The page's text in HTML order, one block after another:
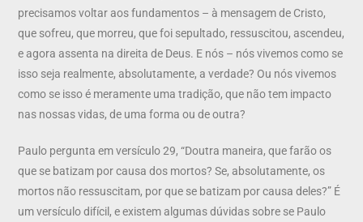
precisamos voltar aos fundamentos – à mensagem de Cristo,
que sofreu, que morreu, que foi sepultado, ressuscitou, ascendeu,
e agora assenta na direita de Deus. E nós – nós vivemos como se
isso seja realmente, absolutamente, a verdade? Ou nós vivemos
como se isso é meramente uma tradição, que não tem impacto
nas nossas vidas, de uma forma ou de outra?
Paulo pergunta em versículo 29, “Doutra maneira, que farão os
que se batizam por causa dos mortos? Se, absolutamente, os
mortos não ressuscitam, por que se batizam por causa deles?” É
um versículo difícil, e existem algumas dúvidas sobre se Paulo